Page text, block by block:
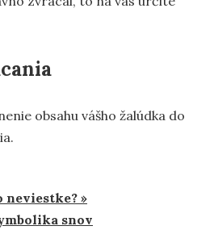
obsahu vášho žalúdka do
neviestke? »
snov